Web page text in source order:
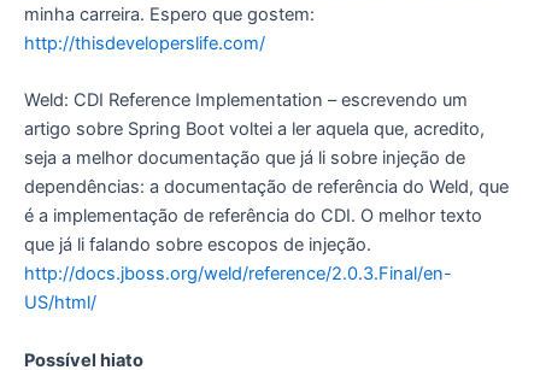
minha carreira. Espero que gostem:
http://thisdeveloperslife.com/
Weld: CDI Reference Implementation – escrevendo um
artigo sobre Spring Boot voltei a ler aquela que, acredito,
seja a melhor documentação que já li sobre injeção de
dependências: a documentação de referência do Weld, que
é a implementação de referência do CDI. O melhor texto
que já li falando sobre escopos de injeção.
http://docs.jboss.org/weld/reference/2.0.3.Final/en-
US/html/
Possível hiato